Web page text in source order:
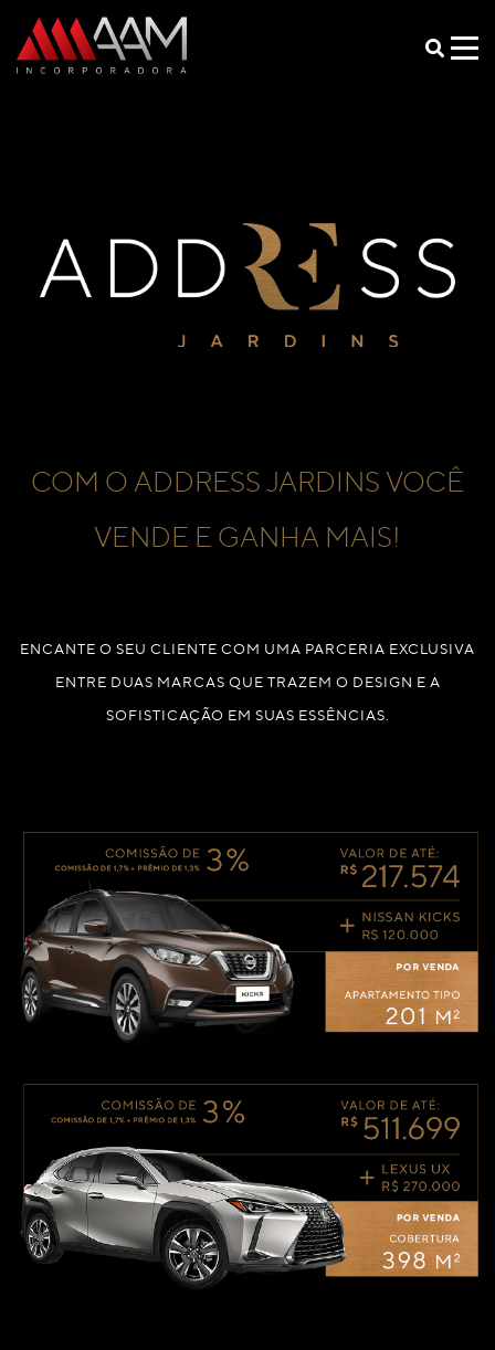
COM O ADDRESS JARDINS VOCÊ
VENDE E GANHA MAIS!
ENCANTE O SEU CLIENTE COM UMA PARCERIA EXCLUSIVA
ENTRE DUAS MARCAS QUE TRAZEM O DESIGN E A
SOFISTICAÇÃO EM SUAS ESSÊNCIAS.